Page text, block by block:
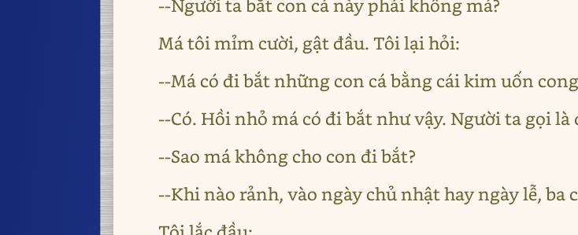
--Người ta bắt con cá này phải không má?
Má tôi mỉm cười, gật đầu. Tôi lại hỏi:
--Má có đi bắt những con cá bằng cái kim uốn
--Có. Hồi nhỏ má có đi bắt như vậy. Người ta gọi là
--Sao má không cho con đi bắt?
--Khi nào rảnh, vào ngày chủ nhật hay ngày lễ, ba